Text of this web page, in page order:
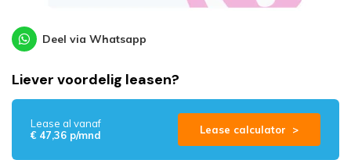
Deel via Whatsapp
Liever voordelig leasen?
Lease al vanaf
€ 47,36 p/mnd
Lease calculator >